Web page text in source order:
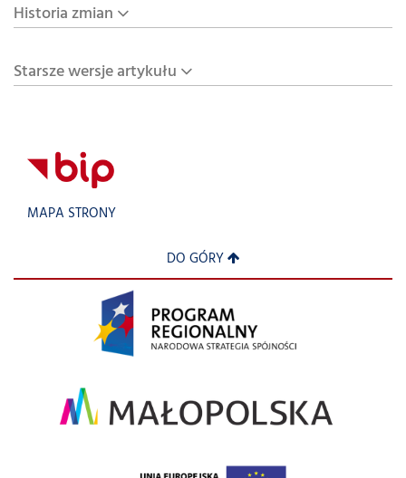
Historia zmian
Starsze wersje artykułu
MAPA STRONY
DO GÓRY